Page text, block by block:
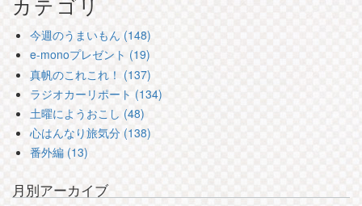
カテゴリ
今週のうまいもん (148)
e-monoプレゼント (19)
真帆のこれこれ！ (137)
ラジオカーリポート (134)
土曜にようおこし (48)
心はんなり旅気分 (138)
番外編 (13)
月別アーカイブ